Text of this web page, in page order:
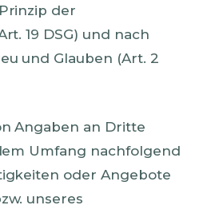
der
19 DSG) und nach
und Glauben (Art. 2
Angaben an Dritte
Umfang nachfolgend
oder Angebote
unseres